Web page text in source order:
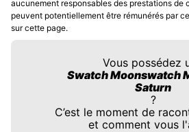
aucunement responsables des prestations de
peuvent potentiellement être rémunérés par
sur cette page.
Vous possédez
Swatch Moonswatch
Saturn
?
C’est le moment de
et comment vous